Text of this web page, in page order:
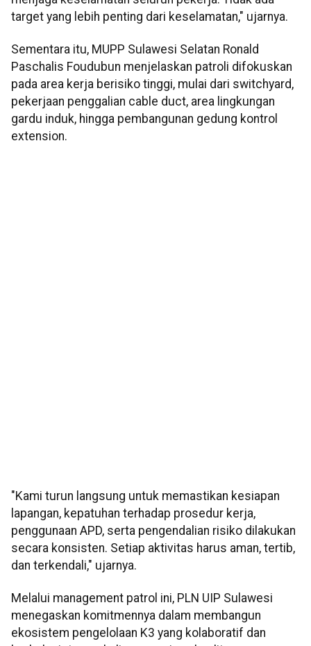
target yang lebih penting dari keselamatan," ujarnya.
Sementara itu, MUPP Sulawesi Selatan Ronald
Paschalis Foudubun menjelaskan patroli difokuskan
pada area kerja berisiko tinggi, mulai dari switchyard,
pekerjaan penggalian cable duct, area lingkungan
gardu induk, hingga pembangunan gedung kontrol
extension.
"Kami turun langsung untuk memastikan kesiapan
lapangan, kepatuhan terhadap prosedur kerja,
penggunaan APD, serta pengendalian risiko dilakukan
secara konsisten. Setiap aktivitas harus aman, tertib,
dan terkendali," ujarnya.
Melalui management patrol ini, PLN UIP Sulawesi
menegaskan komitmennya dalam membangun
ekosistem pengelolaan K3 yang kolaboratif dan